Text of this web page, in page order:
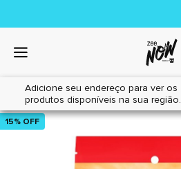
Adicione seu endereço para ver os
produtos disponíveis na sua região.
Home|Cães|Petiscos
15% OFF